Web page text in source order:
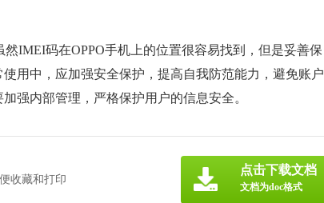
IMEI码在OPPO手机上的位置很容易找到，但是妥善保
用中，应加强安全保护，提高自我防范能力，避免账户
强内部管理，严格保护用户的信息安全。
收藏和打印
点击下载文档
文档为doc格式